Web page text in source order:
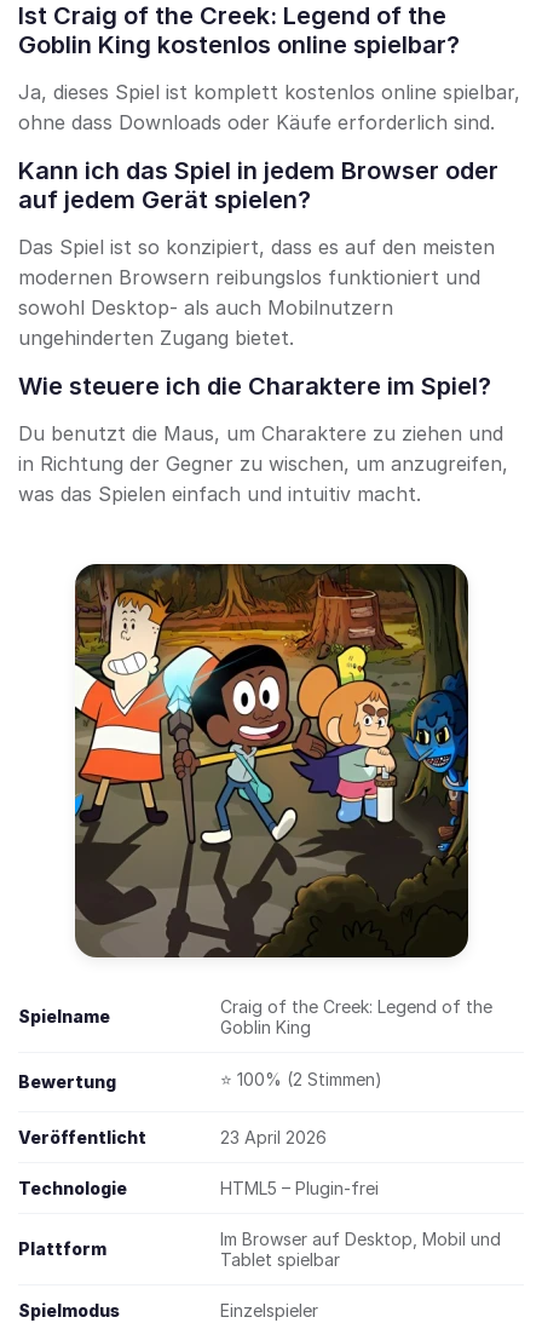
Ist Craig of the Creek: Legend of the
Goblin King kostenlos online spielbar?
Ja, dieses Spiel ist komplett kostenlos online spielbar,
ohne dass Downloads oder Käufe erforderlich sind.
Kann ich das Spiel in jedem Browser oder
auf jedem Gerät spielen?
Das Spiel ist so konzipiert, dass es auf den meisten
modernen Browsern reibungslos funktioniert und
sowohl Desktop- als auch Mobilnutzern
ungehinderten Zugang bietet.
Wie steuere ich die Charaktere im Spiel?
Du benutzt die Maus, um Charaktere zu ziehen und
in Richtung der Gegner zu wischen, um anzugreifen,
was das Spielen einfach und intuitiv macht.
Spielname
Craig of the Creek: Legend of the
Goblin King
Bewertung ⭐ 100% (2 Stimmen)
Veröffentlicht 23 April 2026
Technologie HTML5 – Plugin-frei
Plattform
Im Browser auf Desktop, Mobil und
Tablet spielbar
Spielmodus Einzelspieler